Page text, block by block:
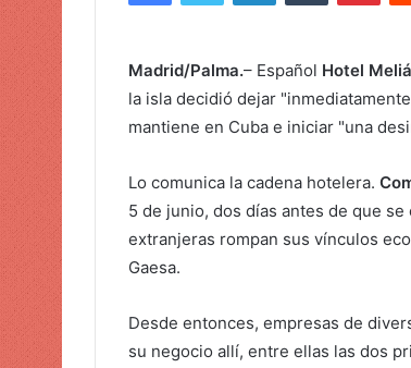
u
n
c
r
r
e
l
Madrid/Palma.– Español Hotel Meliá
la isla decidió dejar
mantiene en Cuba e iniciar "una
Lo comunica la cadena hotelera.
5 de junio, dos días antes de que
extranjeras rompan sus vínculos
Gaesa.
Desde entonces, empresas de
su negocio allí, entre ellas las dos